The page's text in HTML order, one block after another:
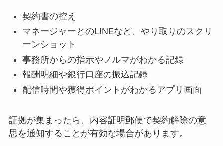
契約書の控え
マネージャーとのLINEなど、やり取りのスクリ
ーンショット
事務所からの指示やノルマがわかる記録
報酬明細や銀行口座の振込記録
配信時間や獲得ポイントがわかるアプリ画面
証拠が集まったら、内容証明郵便で契約解除の意
思を通知することが有効な場合があります。